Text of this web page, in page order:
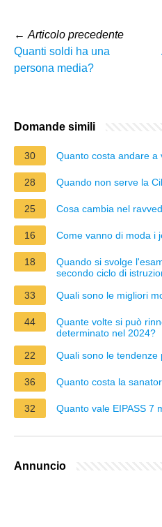
← Articolo precedente
Quanti soldi ha una
persona media?
Domande simili
30 Quanto costa andare a
28 Quando non serve la
25 Cosa cambia nel
16 Come vanno di moda i
18
Quando si svolge
secondo ciclo di
33
Quali sono le migliori
44
Quante volte si può
determinato nel 2024?
22
Quali sono le
36 Quanto costa la
32 Quanto vale EIPASS 7
Annuncio